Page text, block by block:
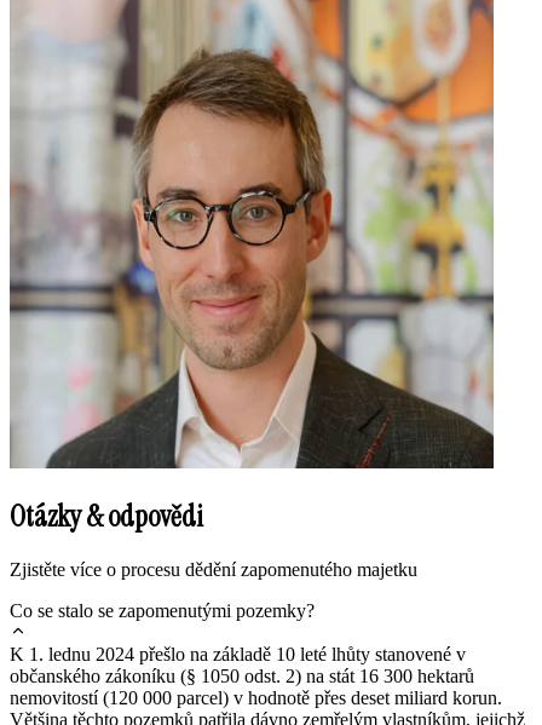
Otázky & odpovědi
Zjistěte více o procesu dědění zapomenutého majetku
Co se stalo se zapomenutými pozemky?
K 1. lednu 2024 přešlo na základě 10 leté lhůty stanovené v
občanského zákoníku (§ 1050 odst. 2) na stát 16 300 hektarů
nemovitostí (120 000 parcel) v hodnotě přes deset miliard korun.
Většina těchto pozemků patřila dávno zemřelým vlastníkům, jejichž